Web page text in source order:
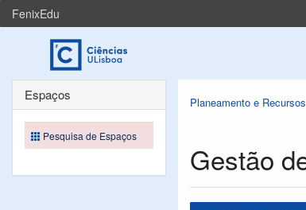
FenixEdu
Planeamento e Recursos
Gestão
Espaços
Pesquisa de Espaços